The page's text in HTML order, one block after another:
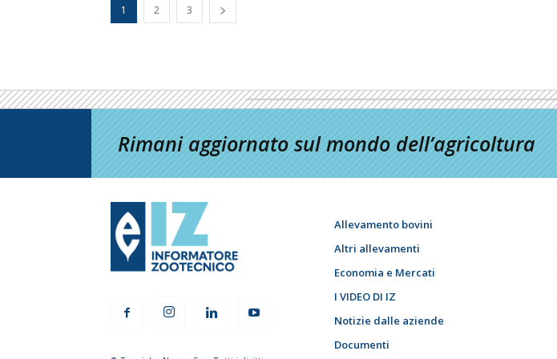
1 2 3
Rimani aggiornato sul mondo dell’agricoltura
Allevamento bovini
Altri allevamenti
Economia e Mercati
I VIDEO DI IZ
Notizie dalle aziende
Documenti